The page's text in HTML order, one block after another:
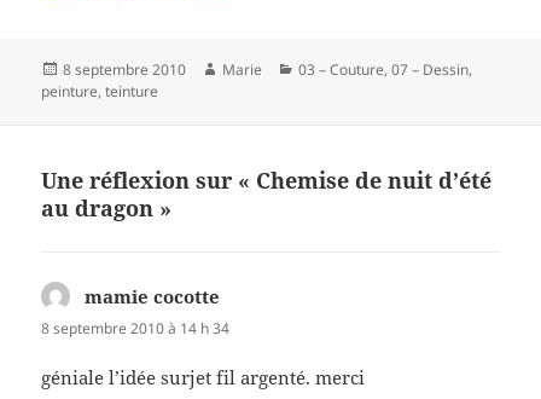
e
o
o
er
es
itt
er
rt
a
er
Publié
le
8 septembre 2010 Auteur
Marie Catégories
03 – Couture,07 – Dessin,
peinture, teinture
Une réflexion sur « Chemise de nuit d’été
au dragon »
mamie cocotte
8 septembre 2010 à 14 h 34
géniale l’idée surjet fil argenté. merci